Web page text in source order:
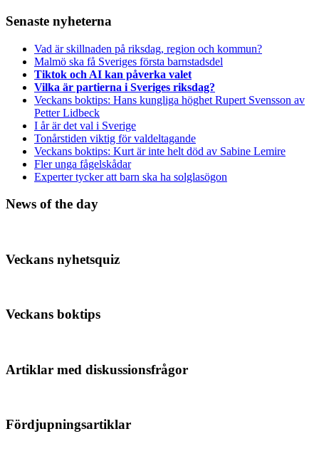
Senaste nyheterna
Vad är skillnaden på riksdag, region och kommun?
Malmö ska få Sveriges första barnstadsdel
Tiktok och AI kan påverka valet
Vilka är partierna i Sveriges riksdag?
Veckans boktips: Hans kungliga höghet Rupert Svensson av
Petter Lidbeck
I år är det val i Sverige
Tonårstiden viktig för valdeltagande
Veckans boktips: Kurt är inte helt död av Sabine Lemire
Fler unga fågelskådar
Experter tycker att barn ska ha solglasögon
News of the day
Veckans nyhetsquiz
Veckans boktips
Artiklar med diskussionsfrågor
Fördjupningsartiklar